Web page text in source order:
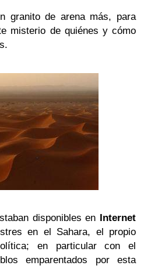
granito de arena más, para
misterio de quiénes y cómo
disponibles en Internet
en el Sahara, el propio
en particular con el
emparentados por esta